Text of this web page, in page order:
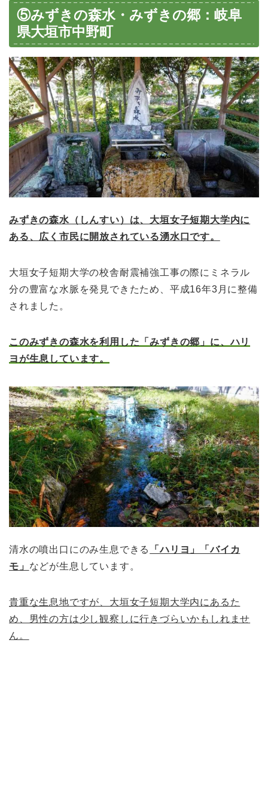
⑤みずきの森水・みずきの郷：岐阜
県大垣市中野町
みずきの森水（しんすい）は、大垣女子短期大学内に
ある、広く市民に開放されている湧水口です。
大垣女子短期大学の校舎耐震補強工事の際にミネラル
分の豊富な水脈を発見できたため、平成16年3月に整備
されました。
このみずきの森水を利用した「みずきの郷」に、ハリ
ヨが生息しています。
清水の噴出口にのみ生息できる
「ハリヨ」「バイカ
モ」 などが生息しています。
貴重な生息地ですが、大垣女子短期大学内にあるた
め、男性の方は少し観察しに行きづらいかもしれませ
ん。